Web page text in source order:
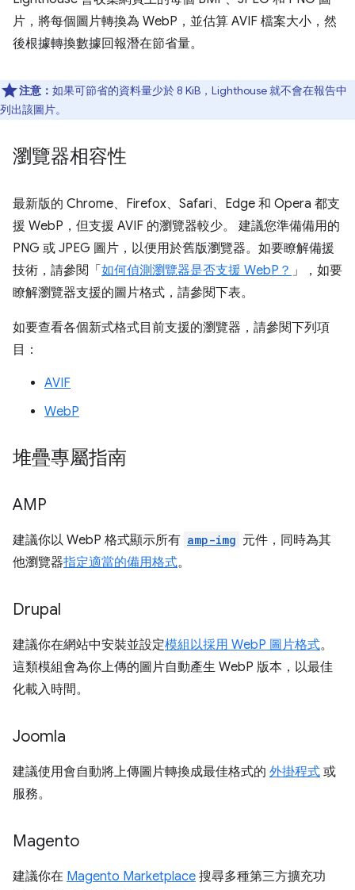
片，將每個圖片轉換為 WebP，並估算 AVIF 檔案大小，然
後根據轉換數據回報潛在節省量。
注意： 如果可節省的資料量少於 8 KiB，Lighthouse 就不會在報告中
列出該圖片。
瀏覽器相容性
最新版的 Chrome、Firefox、Safari、Edge 和 Opera 都支
援 WebP，但支援 AVIF 的瀏覽器較少。 建議您準備備用的
PNG 或 JPEG 圖片，以便用於舊版瀏覽器。如要瞭解備援
技術，請參閱「 如何偵測瀏覽器是否支援 WebP？ 」，如要
瞭解瀏覽器支援的圖片格式，請參閱下表。
如要查看各個新式格式目前支援的瀏覽器，請參閱下列項
目：
AVIF
WebP
堆疊專屬指南
AMP
建議你以 WebP 格式顯示所有 amp-img 元件，同時為其
他瀏覽器指定適當的備用格式。
Drupal
建議你在網站中安裝並設定模組以採用 WebP 圖片格式。
這類模組會為你上傳的圖片自動產生 WebP 版本，以最佳
化載入時間。
Joomla
建議使用會自動將上傳圖片轉換成最佳格式的 外掛程式 或
服務。
Magento
建議你在 Magento Marketplace 搜尋多種第三方擴充功